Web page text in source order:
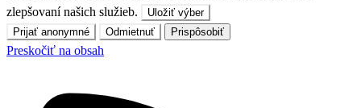
zlepšovaní našich služieb.
Uložiť výber
Prijať anonymné
Odmietnuť Prispôsobiť
Preskočiť na obsah